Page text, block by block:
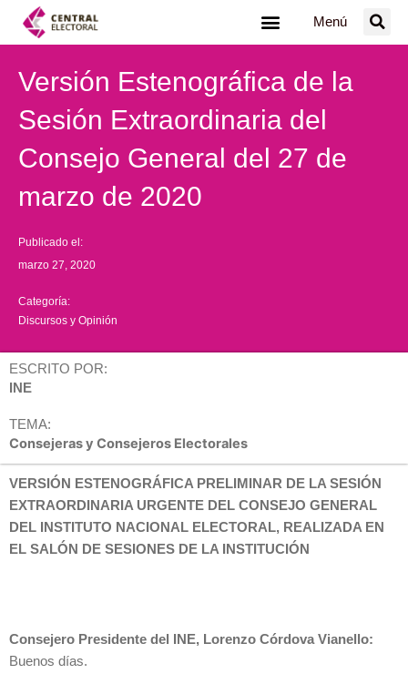
Menú
Versión Estenográfica de la
Sesión Extraordinaria del
Consejo General del 27 de
marzo de 2020
Publicado el:
marzo 27, 2020
Categoría:
Discursos y Opinión
ESCRITO POR:
INE
TEMA:
Consejeras y Consejeros Electorales
VERSIÓN ESTENOGRÁFICA PRELIMINAR DE LA SESIÓN
EXTRAORDINARIA URGENTE DEL CONSEJO GENERAL
DEL INSTITUTO NACIONAL ELECTORAL, REALIZADA EN
EL SALÓN DE SESIONES DE LA INSTITUCIÓN
Consejero Presidente del INE, Lorenzo Córdova Vianello:
Buenos días.